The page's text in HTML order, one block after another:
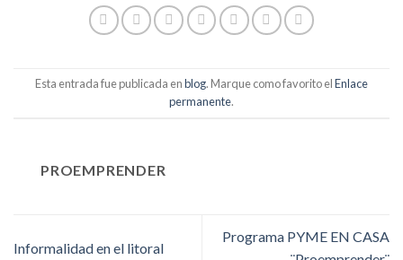
Esta entrada fue publicada enblog. Marque como favorito elEnlace
permanente.
PROEMPRENDER
Informalidad en el litoral
Programa PYME EN CASA